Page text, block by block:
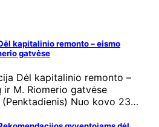
kapitalinio remonto – eismo
gatvėse
Dėl kapitalinio remonto –
M. Riomerio gatvėse
Nuo kovo 23…